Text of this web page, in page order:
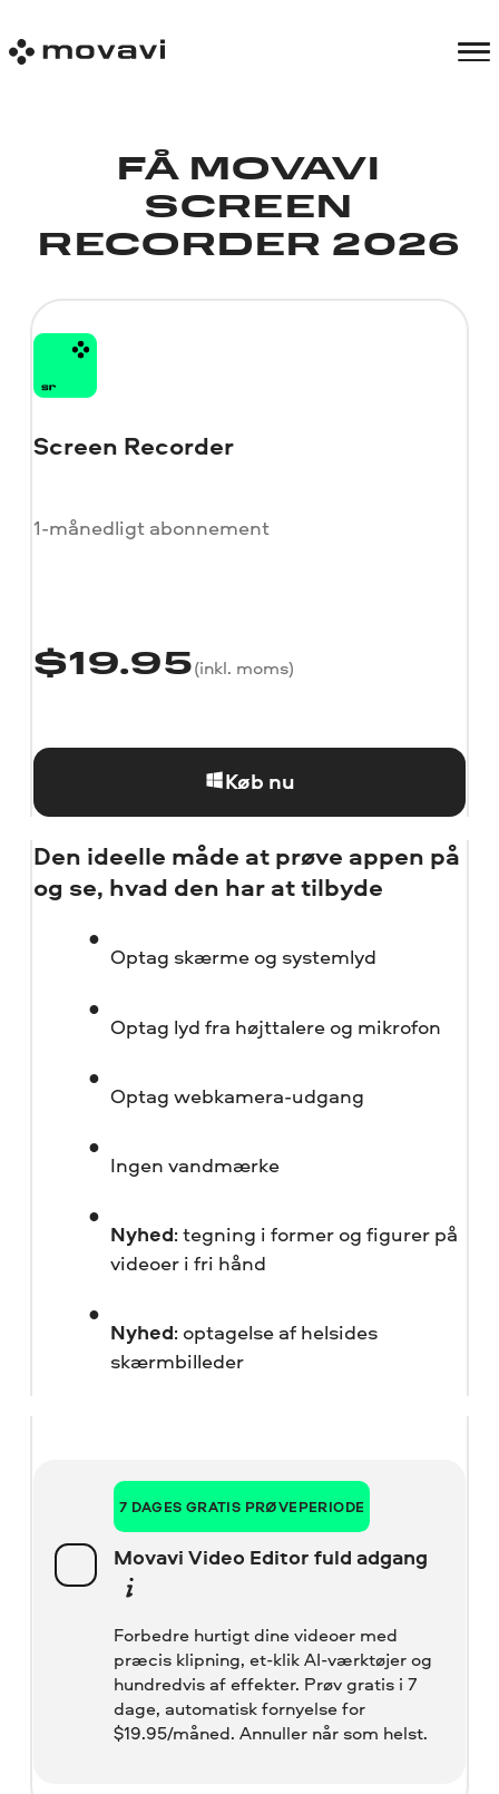
FÅ MOVAVI
SCREEN
RECORDER 2026
Screen Recorder
1-månedligt abonnement
$19.95(inkl. moms)
Køb nu
Den ideelle måde at prøve appen på
og se, hvad den har at tilbyde
Optag skærme og systemlyd
Optag lyd fra højttalere og mikrofon
Optag webkamera-udgang
Ingen vandmærke
Nyhed: tegning i former og figurer på
videoer i fri hånd
Nyhed: optagelse af helsides
skærmbilleder
7 DAGES GRATIS PRØVEPERIODE
Movavi Video Editor fuld adgang
Forbedre hurtigt dine videoer med
præcis klipning, et-klik AI-værktøjer og
hundredvis af effekter. Prøv gratis i 7
dage, automatisk fornyelse for
$19.95/måned. Annuller når som helst.